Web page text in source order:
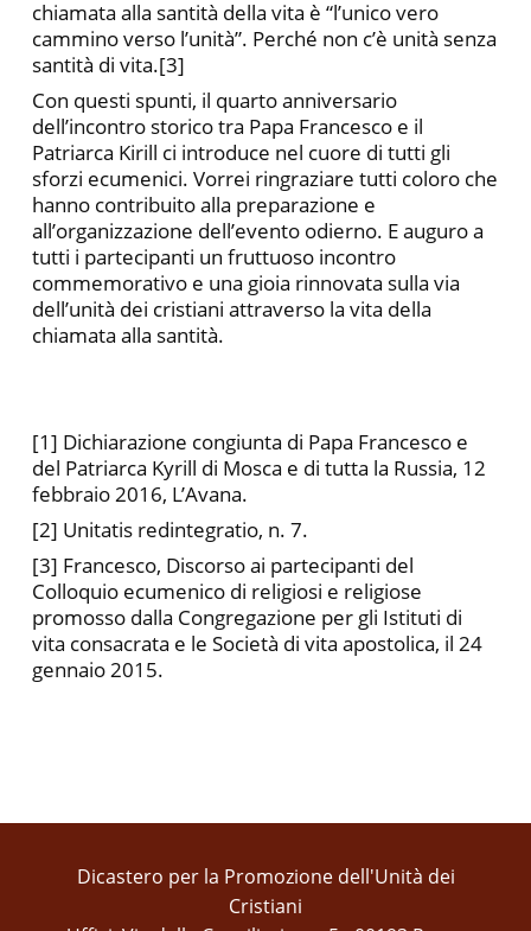
chiamata alla santità della vita è “l’unico vero
cammino verso l’unità”. Perché non c’è unità senza
santità di vita.[3]
Con questi spunti, il quarto anniversario
dell’incontro storico tra Papa Francesco e il
Patriarca Kirill ci introduce nel cuore di tutti gli
sforzi ecumenici. Vorrei ringraziare tutti coloro che
hanno contribuito alla preparazione e
all’organizzazione dell’evento odierno. E auguro a
tutti i partecipanti un fruttuoso incontro
commemorativo e una gioia rinnovata sulla via
dell’unità dei cristiani attraverso la vita della
chiamata alla santità.
[1] Dichiarazione congiunta di Papa Francesco e
del Patriarca Kyrill di Mosca e di tutta la Russia, 12
febbraio 2016, L’Avana.
[2] Unitatis redintegratio, n. 7.
[3] Francesco, Discorso ai partecipanti del
Colloquio ecumenico di religiosi e religiose
promosso dalla Congregazione per gli Istituti di
vita consacrata e le Società di vita apostolica, il 24
gennaio 2015.
Dicastero per la Promozione dell'Unità dei
Cristiani